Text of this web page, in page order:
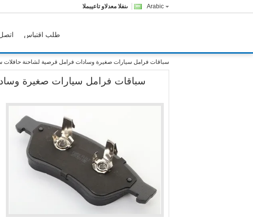
Arabic المبيعات والدعم الفنى
اتصل طلب اقتباس
سباقات فرامل سيارات صغيرة وسادات فرامل قرصية لشاحنة حافلات
سباقات فرامل سيارات صغيرة